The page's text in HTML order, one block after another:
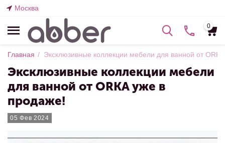
Москва
0
Главная / Эксклюзивные коллекции мебели для ванной от
Эксклюзивные коллекции мебели
для ванной от ORKA уже в
продаже!
05 Фев 2024